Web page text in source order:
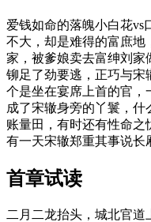
爱钱如命的落魄小白花vs
不大，却是难得的富庶地
家，被爹娘卖去富绅刘家
铆足了劲要逃，正巧与宋
个是坐在宴席上首的官，
成了宋辙身旁的丫鬟，
账量田，有时还有性命之
有一天宋辙郑重其事说
首章试读
二月二龙抬头，城北官道